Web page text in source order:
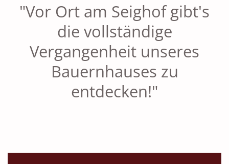
"Vor Ort am Seighof gibt's
die vollständige
Vergangenheit unseres
Bauernhauses zu
entdecken!"